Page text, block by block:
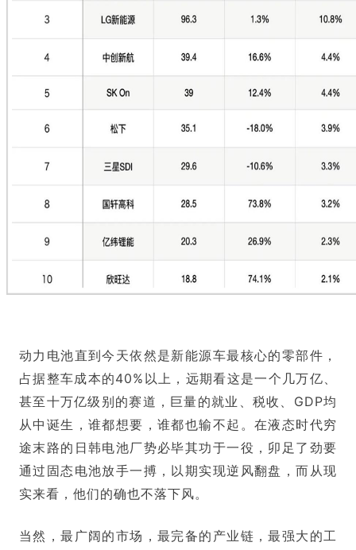
动力电池直到今天依然是新能源车最核心的零部件，
占据整车成本的40%以上，远期看这是一个几万亿、
甚至十万亿级别的赛道，巨量的就业、税收、GDP均
从中诞生，谁都想要，谁都也输不起。在液态时代穷
途末路的日韩电池厂势必毕其功于一役，卯足了劲要
通过固态电池放手一搏，以期实现逆风翻盘，而从现
实来看，他们的确也不落下风。
当然，最广阔的市场，最完备的产业链，最强大的工